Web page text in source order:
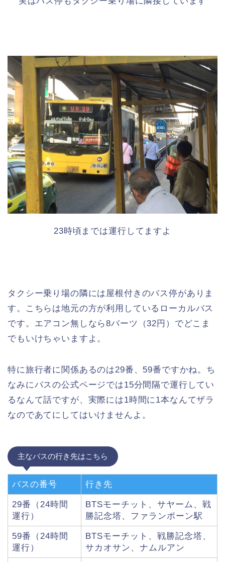
23時頃までは運行してますよ
タクシー乗り場の隣には屋根付きのバス停がありま
す。こちらは地元の方が利用しているローカルバス
です。エアコン無しなら8バーツ（32円）でどこま
でもいけちゃいますよ。
特に旅行者に関係あるのは29番、59番ですかね。ち
なみにバスの公式ページでは15分間隔で運行してい
るなんて話ですが、実際には1時間に1本なんてザラ
なのであてにしてはいけませんよ。
主なバスの行き先はこちら
バスの番号 行き先
29番（24時間
運行）
BTSモーチット、サヤーム、戦
勝記念塔、ファランポーン駅
59番（24時間
運行）
BTSモーチット、戦勝記念塔、
サカオサン、ナムルアン